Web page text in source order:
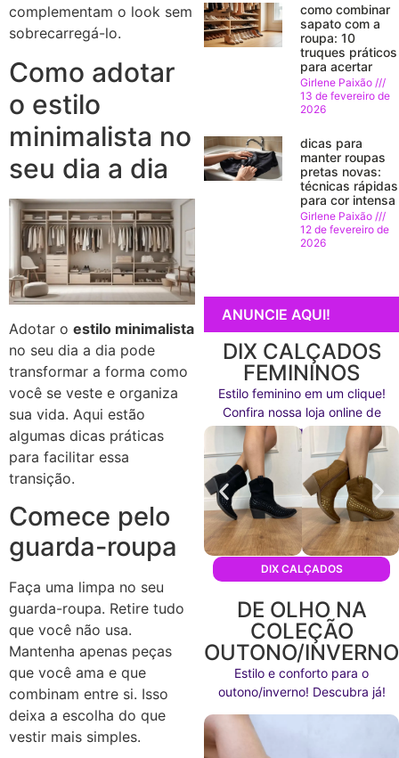
complementam o look sem
sobrecarregá-lo.
Como adotar
o estilo
minimalista no
seu dia a dia
Adotar o estilo minimalista
no seu dia a dia pode
transformar a forma como
você se veste e organiza
sua vida. Aqui estão
algumas dicas práticas
para facilitar essa
transição.
Comece pelo
guarda-roupa
Faça uma limpa no seu
guarda-roupa. Retire tudo
que você não usa.
Mantenha apenas peças
que você ama e que
combinam entre si. Isso
deixa a escolha do que
vestir mais simples.
como combinar
sapato com a
roupa: 10
truques práticos
para acertar
Girlene Paixão
13 de fevereiro de
2026
dicas para
manter roupas
pretas novas:
técnicas rápidas
para cor intensa
Girlene Paixão
12 de fevereiro de
2026
ANUNCIE AQUI!
DIX CALÇADOS
FEMININOS
Estilo feminino em um clique!
Confira nossa loja online de
calçados agora mesmo!
DIX CALÇADOS
DE OLHO NA
COLEÇÃO
OUTONO/INVERNO
Estilo e conforto para o
outono/inverno! Descubra já!